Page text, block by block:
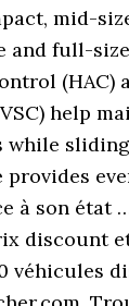
mid-
and full-
(HAC)
help
à son état
discount
véhicules